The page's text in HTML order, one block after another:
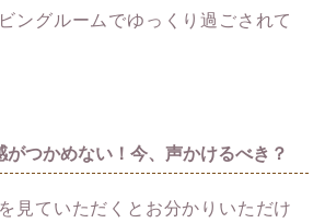
ングルームでゆっくり過ごされて
がつかめない！今、声かけるべき？
見ていただくとお分かりいただけ